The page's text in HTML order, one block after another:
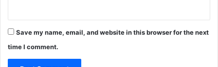
Save my name, email, and website in this browser for the next
time I comment.